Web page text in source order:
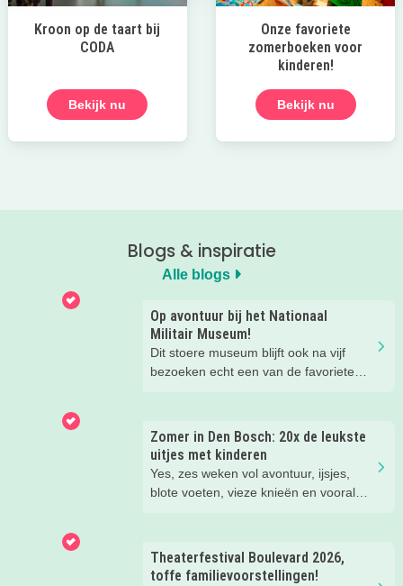
Kroon op de taart bij
CODA
Bekijk nu
Onze favoriete
zomerboeken voor
kinderen!
Bekijk nu
Blogs & inspiratie
Alle blogs
Op avontuur bij het Nationaal
Militair Museum!
Dit stoere museum blijft ook na vijf
bezoeken echt een van de favoriete
ze zo leuk vinden aan het NMM. ‘De
mega coole vliegtuigen overal’, ‘de
stormbaan buiten’, ‘de Xplore’ en het
'zelf in een mini-jeep rijden’. Voor ons
Zomer in Den Bosch: 20x de leukste
uitjes met kinderen
Yes, zes weken vol avontuur, ijsjes,
blote voeten, vieze knieën en vooral
zomertips, een gratis bucketlist én
zelfs een exclusieve Kidsproof-deal
Theaterfestival Boulevard 2026,
toffe familievoorstellingen!